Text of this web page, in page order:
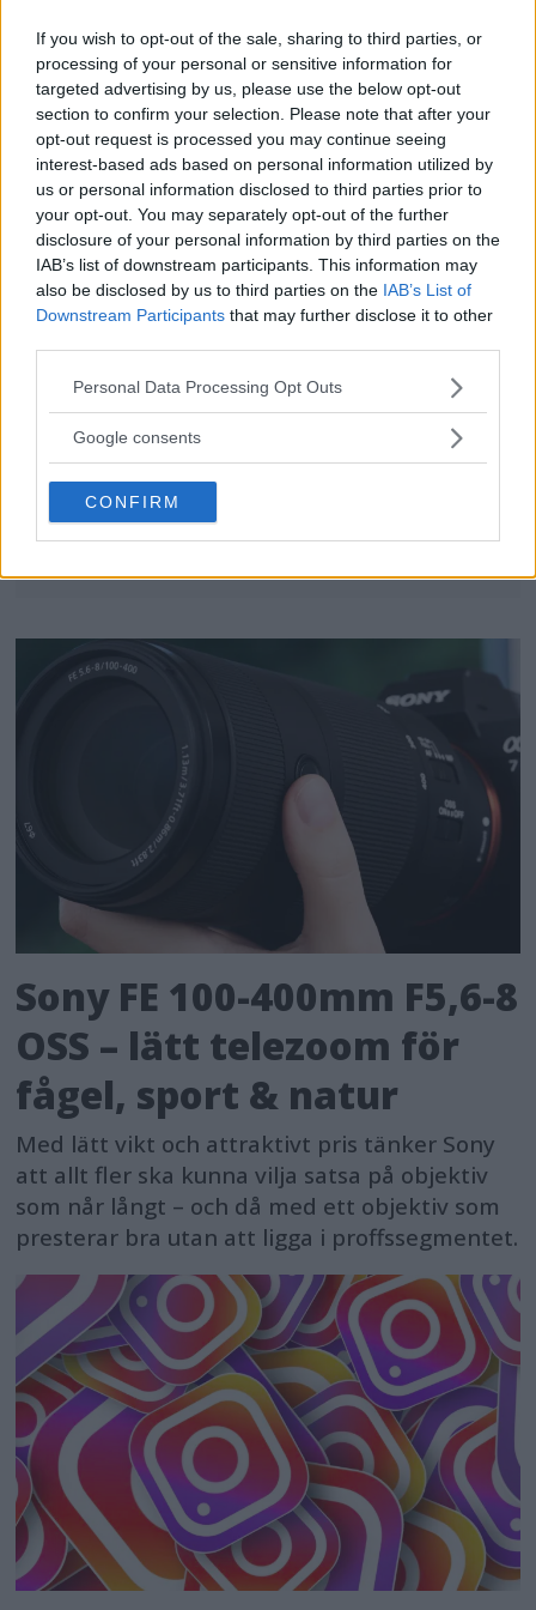
If you wish to opt-out of the sale, sharing to third parties, or
processing of your personal or sensitive information for
targeted advertising by us, please use the below opt-out
section to confirm your selection. Please note that after your
opt-out request is processed you may continue seeing
interest-based ads based on personal information utilized by
us or personal information disclosed to third parties prior to
your opt-out. You may separately opt-out of the further
disclosure of your personal information by third parties on the
IAB’s list of downstream participants. This information may
also be disclosed by us to third parties on the IAB’s List of
Downstream Participants that may further disclose it to other
Please note that this website/app uses one or more Google
not limited to your visit or usage behaviour. You may click to
use your data for below specified purposes in below Google
consent section.
Personal Data Processing Opt Outs
Google consents
CONFIRM
Sony FE 100-400mm F5,6-8
OSS – lätt telezoom för
fågel, sport & natur
F3 Foto – Sveriges nya
fotodagar till Göteborg,
Lund & Stockholm
Dolby Vision 2 lanseras –
nästa generation HDR
ger bättre bild
Sony FE 100-400mm F5,6-8
OSS – lätt telezoom för
fågel, sport & natur
Med lätt vikt och attraktivt pris tänker Sony
att allt fler ska kunna vilja satsa på objektiv
som når långt – och då med ett objektiv som
presterar bra utan att ligga i proffssegmentet.